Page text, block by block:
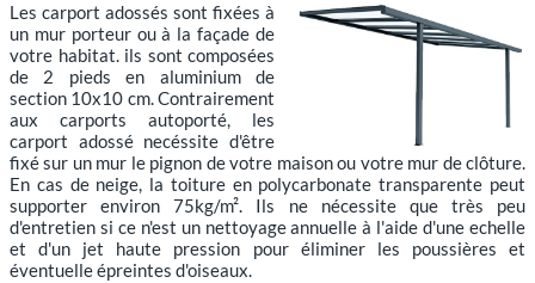
Les carport adossés sont fixées à
un mur porteur ou à la façade de
votre habitat. ils sont composées
de 2 pieds en aluminium de
section 10x10 cm. Contrairement
aux carports autoporté, les
carport adossé necéssite d'être
fixé sur un mur le pignon de votre maison ou votre mur de clôture.
En cas de neige, la toiture en polycarbonate transparente peut
supporter environ 75kg/m². Ils ne nécessite que très peu
d'entretien si ce n'est un nettoyage annuelle à l'aide d'une echelle
et d'un jet haute pression pour éliminer les poussières et
éventuelle épreintes d'oiseaux.